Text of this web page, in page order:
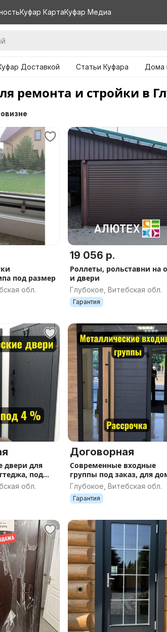
Куфар КартаКуфар Медиа
Доставкой Статьи Куфара Дома
ремонта и стройки в
под размер
обл.
19 056 р.
Роллеты, рольставни на
и двери
Глубокое, Витебская обл.
Гарантия
двери для
под
обл.
Договорная
Современные входные
группы под заказ, для
коттеджа и усадьбы
Глубокое, Витебская обл.
Гарантия